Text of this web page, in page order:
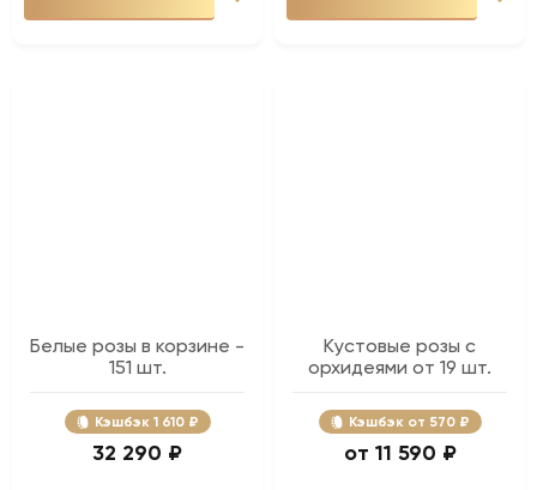
Белые розы в корзине -
151 шт.
Кэшбэк 1 610 ₽
32 290 ₽
Кустовые розы с
орхидеями от 19 шт.
Кэшбэк 570 ₽
11 590 ₽